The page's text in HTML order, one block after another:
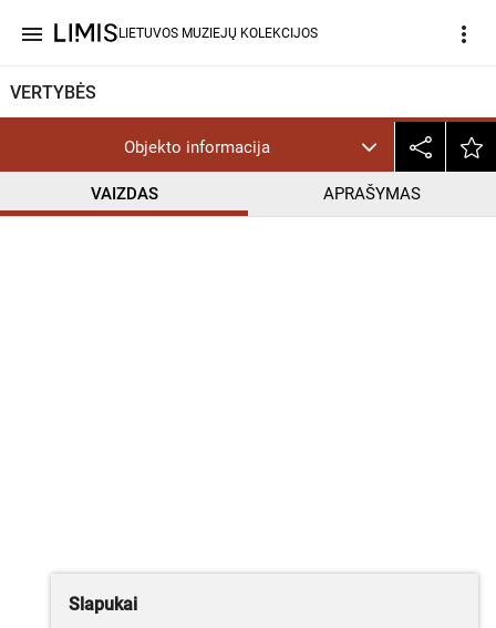
menu LIETUVOS MUZIEJŲ KOLEKCIJOS more_vert
VERTYBĖS
Objekto informacija
VAIZDAS APRAŠYMAS
Slapukai